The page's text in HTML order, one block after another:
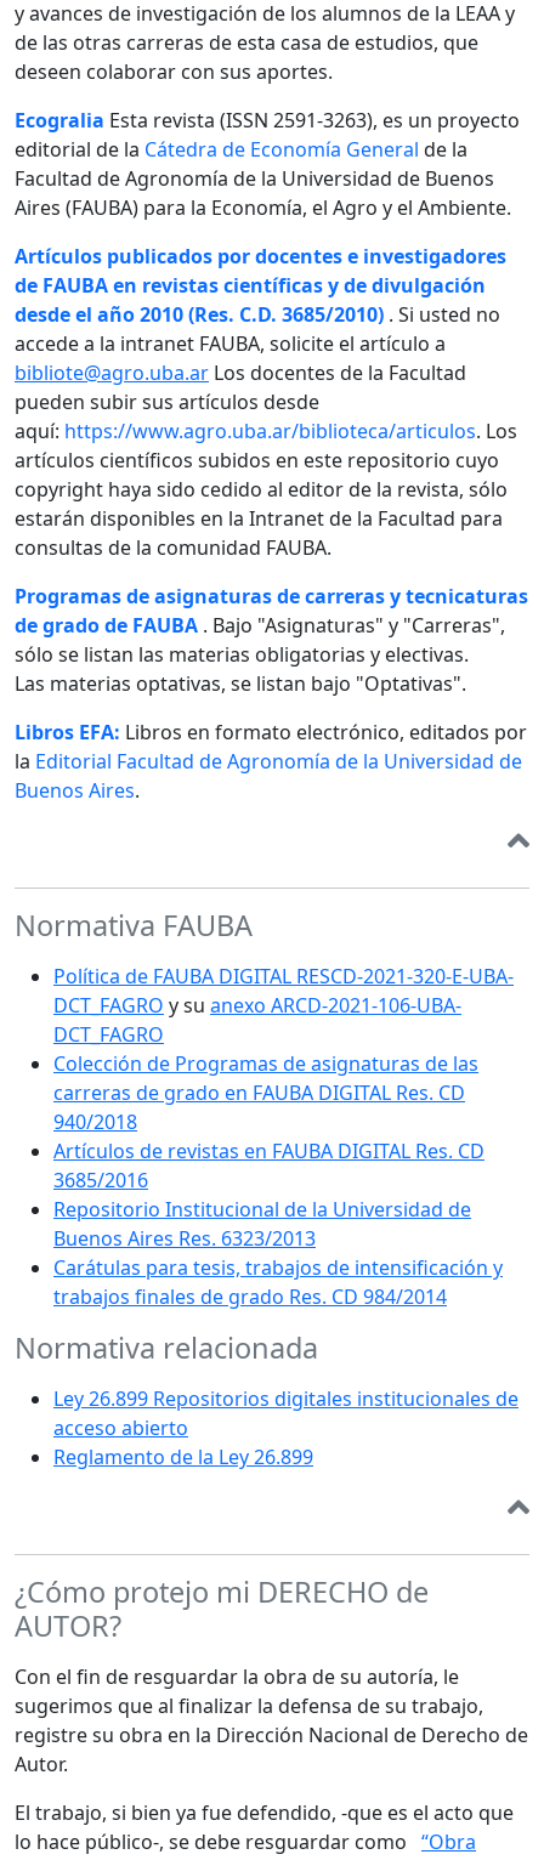
y avances de investigación de los alumnos de la LEAA y
de las otras carreras de esta casa de estudios, que
deseen colaborar con sus aportes.
Ecogralia Esta revista (ISSN 2591-3263), es un proyecto
editorial de la Cátedra de Economía General de la
Facultad de Agronomía de la Universidad de Buenos
Aires (FAUBA) para la Economía, el Agro y el Ambiente.
Artículos publicados por docentes e investigadores
de FAUBA en revistas científicas y de divulgación
desde el año 2010 (Res. C.D. 3685/2010) . Si usted no
accede a la intranet FAUBA, solicite el artículo a
bibliote@agro.uba.ar Los docentes de la Facultad
pueden subir sus artículos desde
aquí: https://www.agro.uba.ar/biblioteca/articulos. Los
artículos científicos subidos en este repositorio cuyo
copyright haya sido cedido al editor de la revista, sólo
estarán disponibles en la Intranet de la Facultad para
consultas de la comunidad FAUBA.
Programas de asignaturas de carreras y tecnicaturas
de grado de FAUBA . Bajo "Asignaturas" y "Carreras",
sólo se listan las materias obligatorias y electivas.
Las materias optativas, se listan bajo "Optativas".
Libros EFA: Libros en formato electrónico, editados por
la Editorial Facultad de Agronomía de la Universidad de
Buenos Aires.
Normativa FAUBA
Política de FAUBA DIGITAL RESCD-2021-320-E-UBA-
DCT_FAGRO y su anexo ARCD-2021-106-UBA-
DCT_FAGRO
Colección de Programas de asignaturas de las
carreras de grado en FAUBA DIGITAL Res. CD
940/2018
Artículos de revistas en FAUBA DIGITAL Res. CD
3685/2016
Repositorio Institucional de la Universidad de
Buenos Aires Res. 6323/2013
Carátulas para tesis, trabajos de intensificación y
trabajos finales de grado Res. CD 984/2014
Normativa relacionada
Ley 26.899 Repositorios digitales institucionales de
acceso abierto
Reglamento de la Ley 26.899
¿Cómo protejo mi DERECHO de
AUTOR?
Con el fin de resguardar la obra de su autoría, le
sugerimos que al finalizar la defensa de su trabajo,
registre su obra en la Dirección Nacional de Derecho de
Autor.
El trabajo, si bien ya fue defendido, -que es el acto que
lo hace público-, se debe resguardar como “Obra